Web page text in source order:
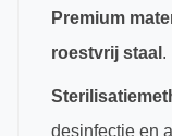
Premium
roestvrij staal .
desinfectie en